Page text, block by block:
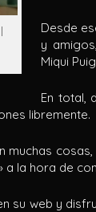
Desde
y
Miqui
En total,
libremente.
muchas
a la hora de
su web y